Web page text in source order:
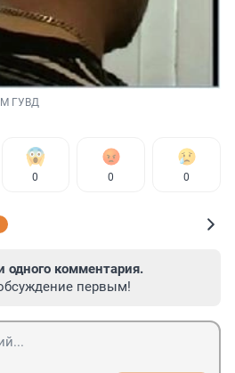
ГУВД
0 0 0
одного комментария.
первым!